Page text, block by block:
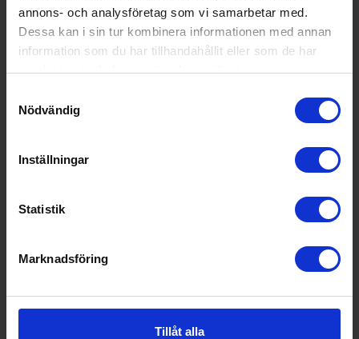
annons- och analysföretag som vi samarbetar med.
Dessa kan i sin tur kombinera informationen med annan
information som du har tillhandahållit eller som de har
samlat in när du har använt deras tjänster.
Nödvändig
Inställningar
Statistik
Marknadsföring
Tillåt alla
Värmeprodukt
Vikt (kg): 2.07 1 162:-